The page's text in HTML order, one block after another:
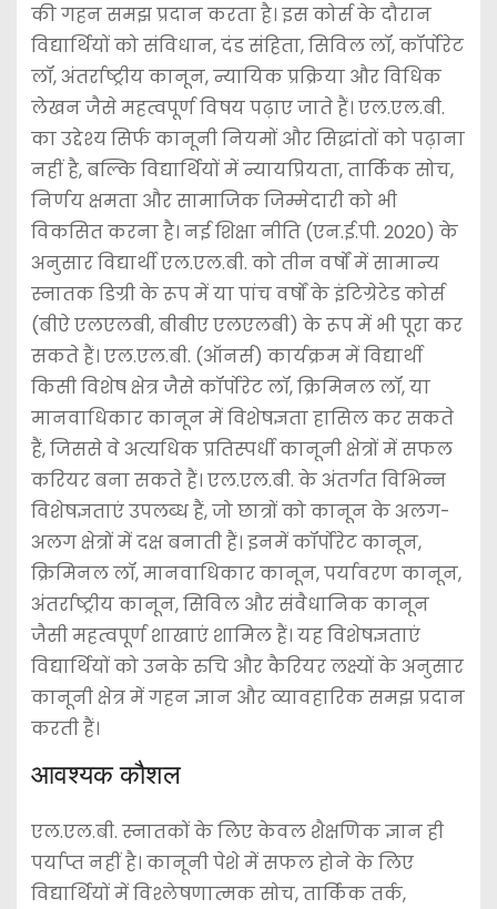
की गहन समझ प्रदान करता है। इस कोर्स के दौरान
विद्यार्थियों को संविधान, दंड संहिता, सिविल लॉ, कॉर्पोरेट
लॉ, अंतर्राष्ट्रीय कानून, न्यायिक प्रक्रिया और विधिक
लेखन जैसे महत्वपूर्ण विषय पढ़ाए जाते हैं। एल.एल.बी.
का उद्देश्य सिर्फ कानूनी नियमों और सिद्धांतों को पढ़ाना
नहीं है, बल्कि विद्यार्थियों में न्यायप्रियता, तार्किक सोच,
निर्णय क्षमता और सामाजिक जिम्मेदारी को भी
विकसित करना है। नई शिक्षा नीति (एन.ई.पी. 2020) के
अनुसार विद्यार्थी एल.एल.बी. को तीन वर्षों में सामान्य
स्नातक डिग्री के रूप में या पांच वर्षों के इंटिग्रेटेड कोर्स
(बीऐ एलएलबी, बीबीए एलएलबी) के रूप में भी पूरा कर
सकते हैं। एल.एल.बी. (ऑनर्स) कार्यक्रम में विद्यार्थी
किसी विशेष क्षेत्र जैसे कॉर्पोरेट लॉ, क्रिमिनल लॉ, या
मानवाधिकार कानून में विशेषज्ञता हासिल कर सकते
हैं, जिससे वे अत्यधिक प्रतिस्पर्धी कानूनी क्षेत्रों में सफल
करियर बना सकते हैं। एल.एल.बी. के अंतर्गत विभिन्न
विशेषज्ञताएं उपलब्ध हैं, जो छात्रों को कानून के अलग-
अलग क्षेत्रों में दक्ष बनाती हैं। इनमें कॉर्पोरेट कानून,
क्रिमिनल लॉ, मानवाधिकार कानून, पर्यावरण कानून,
अंतर्राष्ट्रीय कानून, सिविल और संवैधानिक कानून
जैसी महत्वपूर्ण शाखाएं शामिल हैं। यह विशेषज्ञताएं
विद्यार्थियों को उनके रुचि और कैरियर लक्ष्यों के अनुसार
कानूनी क्षेत्र में गहन ज्ञान और व्यावहारिक समझ प्रदान
करती हैं।
आवश्यक कौशल
एल.एल.बी. स्नातकों के लिए केवल शैक्षणिक ज्ञान ही
पर्याप्त नहीं है। कानूनी पेशे में सफल होने के लिए
विद्यार्थियों में विश्लेषणात्मक सोच, तार्किक तर्क,